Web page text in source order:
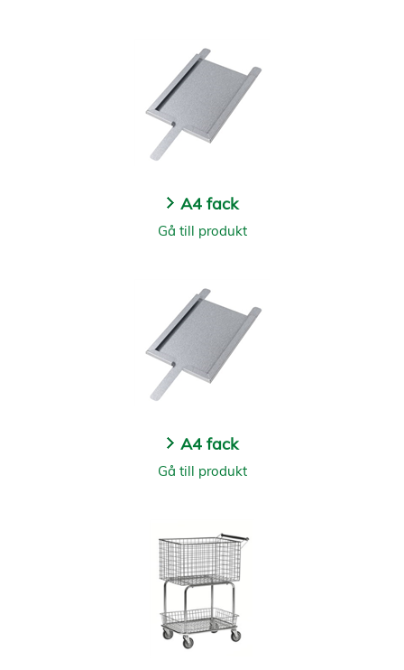
A4 fack
Gå till produkt
A4 fack
Gå till produkt